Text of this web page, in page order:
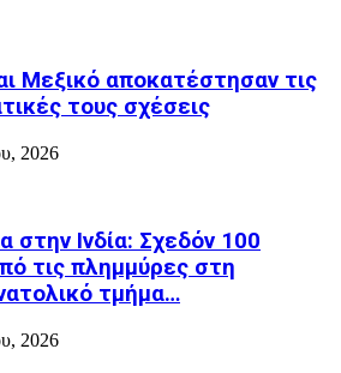
Μεξικό αποκατέστησαν τις
τους σχέσεις
2026
στην Ινδία: Σχεδόν 100
τις πλημμύρες στη
τμήμα…
2026